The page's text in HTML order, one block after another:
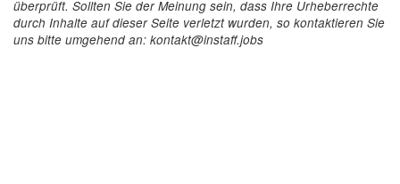
überprüft. Sollten Sie der Meinung sein, dass Ihre Urheberrechte
durch Inhalte auf dieser Seite verletzt wurden, so kontaktieren Sie
uns bitte umgehend an: kontakt@instaff.jobs